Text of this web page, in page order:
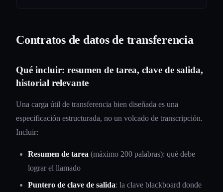
Contratos de datos de transferencia
Qué incluir: resumen de tarea, clave de salida,
historial relevante
Una carga útil de transferencia bien diseñada es una
especificación estructurada, no un volcado de transcripción.
Incluir:
Resumen de tarea (máximo 200 palabras): qué debe
lograr el llamado
Puntero de clave de salida: la clave blackboard donde